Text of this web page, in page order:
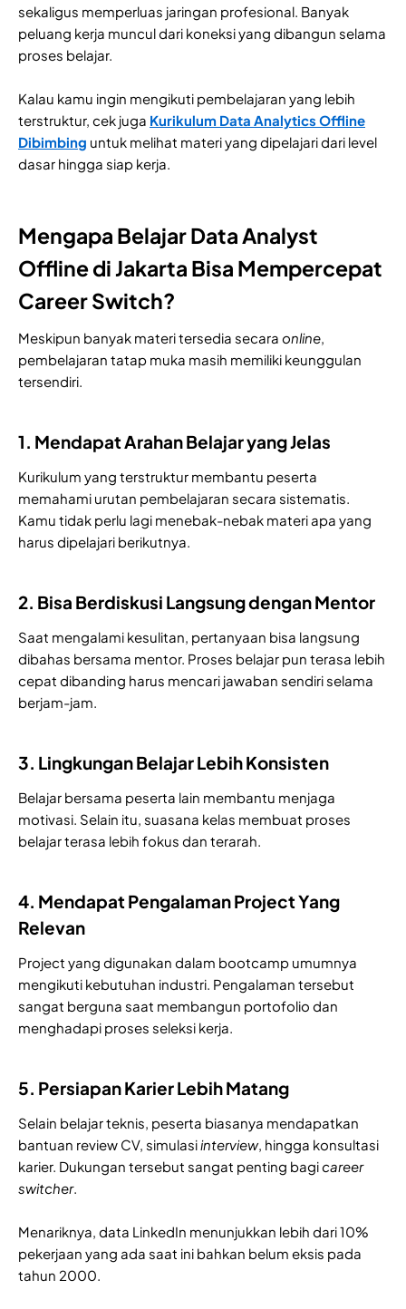
sekaligus memperluas jaringan profesional. Banyak
peluang kerja muncul dari koneksi yang dibangun selama
proses belajar.
Kalau kamu ingin mengikuti pembelajaran yang lebih
terstruktur, cek juga Kurikulum Data Analytics Offline
Dibimbing untuk melihat materi yang dipelajari dari level
dasar hingga siap kerja.
Mengapa Belajar Data Analyst
Offline di Jakarta Bisa Mempercepat
Career Switch?
Meskipun banyak materi tersedia secara online,
pembelajaran tatap muka masih memiliki keunggulan
tersendiri.
1. Mendapat Arahan Belajar yang Jelas
Kurikulum yang terstruktur membantu peserta
memahami urutan pembelajaran secara sistematis.
Kamu tidak perlu lagi menebak-nebak materi apa yang
harus dipelajari berikutnya.
2. Bisa Berdiskusi Langsung dengan Mentor
Saat mengalami kesulitan, pertanyaan bisa langsung
dibahas bersama mentor. Proses belajar pun terasa lebih
cepat dibanding harus mencari jawaban sendiri selama
berjam-jam.
3. Lingkungan Belajar Lebih Konsisten
Belajar bersama peserta lain membantu menjaga
motivasi. Selain itu, suasana kelas membuat proses
belajar terasa lebih fokus dan terarah.
4. Mendapat Pengalaman Project Yang
Relevan
Project yang digunakan dalam bootcamp umumnya
mengikuti kebutuhan industri. Pengalaman tersebut
sangat berguna saat membangun portofolio dan
menghadapi proses seleksi kerja.
5. Persiapan Karier Lebih Matang
Selain belajar teknis, peserta biasanya mendapatkan
bantuan review CV, simulasiinterview, hingga konsultasi
karier. Dukungan tersebut sangat penting bagicareer
switcher.
Menariknya, data LinkedIn menunjukkan lebih dari 10%
pekerjaan yang ada saat ini bahkan belum eksis pada
tahun 2000.